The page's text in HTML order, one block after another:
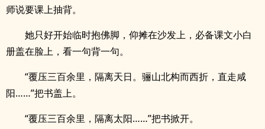
师说要课上抽背。
她只好开始临时抱佛脚，仰摊在沙发上，必备课文小白
册盖在脸上，看一句背一句。
“覆压三百余里，隔离天日。骊山北构而西折，直走咸
阳……”把书盖上。
“覆压三百余里，隔离太阳……”把书掀开。